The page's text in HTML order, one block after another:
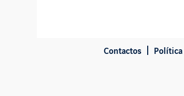
Contactos